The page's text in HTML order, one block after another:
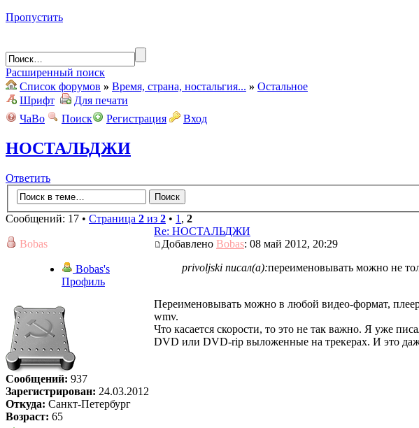
Пропустить
Расширенный поиск
Список форумов » Время, страна, ностальгия... » Остальное
Шрифт
Для печати
ЧаВо
Поиск Регистрация Вход
НОСТАЛЬДЖИ
Ответить
Сообщений: 17 • Страница 2 из 2 • 1, 2
Bobas
Bobas's
Профиль
Сообщений: 937
Зарегистрирован: 24.03.2012
Откуда: Санкт-Петербург
Возраст: 65
Re: НОСТАЛЬДЖИ
Добавлено Bobas: 08 май 2012, 20:29
privoljski писал(а):переименовывать можно не
Переименовывать можно в любой видео-формат,
wmv.
Что касается скорости, то это не так важно. Я уже
DVD или DVD-rip выложенные на трекерах. И это